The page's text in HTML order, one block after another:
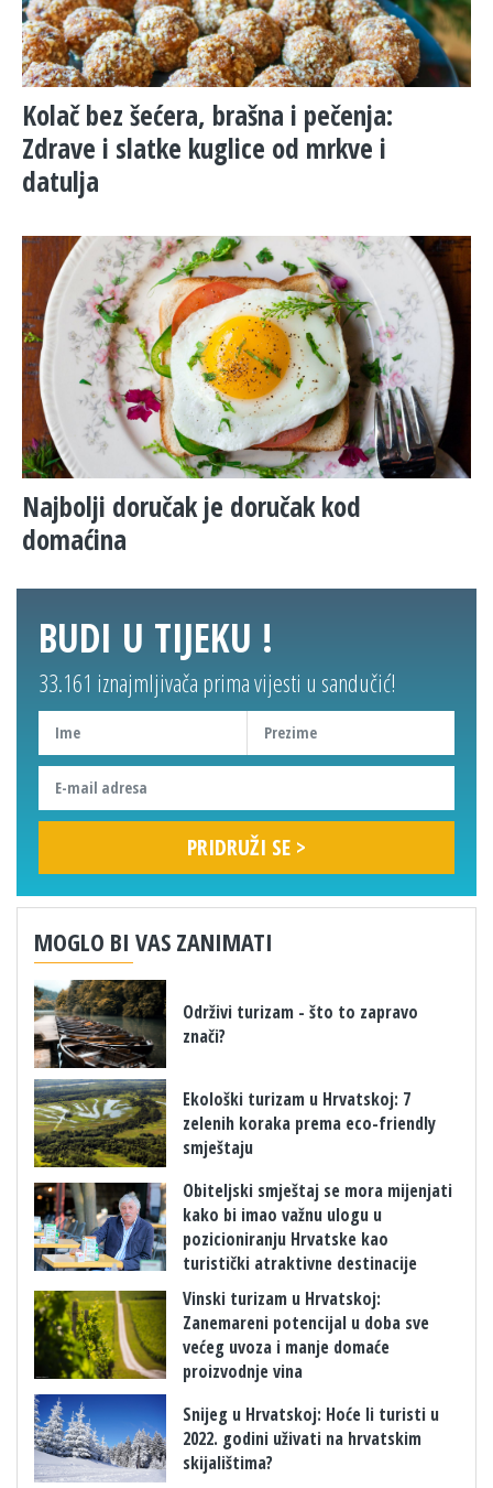
Kolač bez šećera, brašna i pečenja:
Zdrave i slatke kuglice od mrkve i
datulja
Najbolji doručak je doručak kod
domaćina
BUDI U TIJEKU !
33.161 iznajmljivača prima vijesti u sandučić!
MOGLO BI VAS ZANIMATI
Održivi turizam - što to zapravo
znači?
Ekološki turizam u Hrvatskoj: 7
zelenih koraka prema eco-friendly
smještaju
Obiteljski smještaj se mora mijenjati
kako bi imao važnu ulogu u
pozicioniranju Hrvatske kao
turistički atraktivne destinacije
Vinski turizam u Hrvatskoj:
Zanemareni potencijal u doba sve
većeg uvoza i manje domaće
proizvodnje vina
​Snijeg u Hrvatskoj: Hoće li turisti u
2022. godini uživati na hrvatskim
skijalištima?